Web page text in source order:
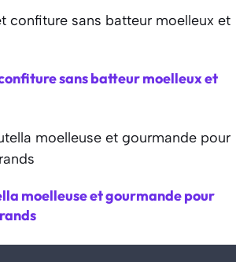
sans batteur moelleux et
moelleuse et gourmande pour